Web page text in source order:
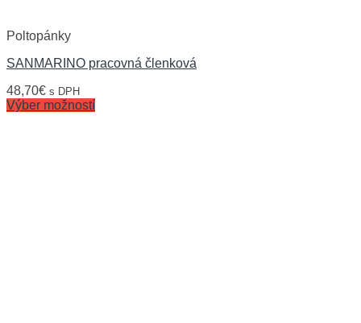
Poltopánky
SANMARINO pracovná členková
48,70€ s DPH
Výber možností